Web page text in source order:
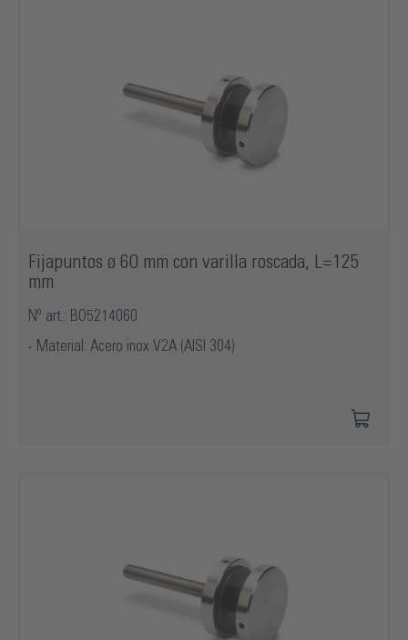
Fijapuntos ø 60 mm con varilla roscada, L=125
mm
Nº art.: BO5214060
Material: Acero inox V2A (AISI 304)